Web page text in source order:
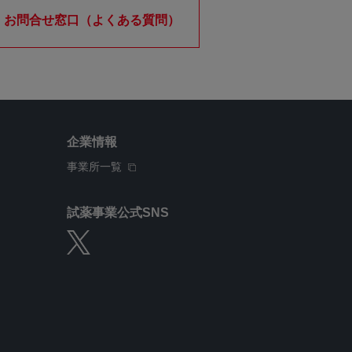
お問合せ窓口（よくある質問）
企業情報
事業所一覧
試薬事業公式SNS